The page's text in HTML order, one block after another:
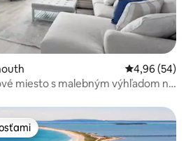
Priemerné
4,96 (54)
miesto s malebným výhľadom na
hosťami